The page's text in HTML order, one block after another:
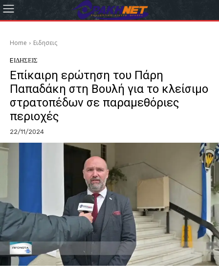
Home Eιδησεις
EΙΔΗΣΕΙΣ
Επίκαιρη ερώτηση του Πάρη
Παπαδάκη στη Βουλή για το κλείσιμο
στρατοπέδων σε παραμεθόριες
περιοχές
22/11/2024